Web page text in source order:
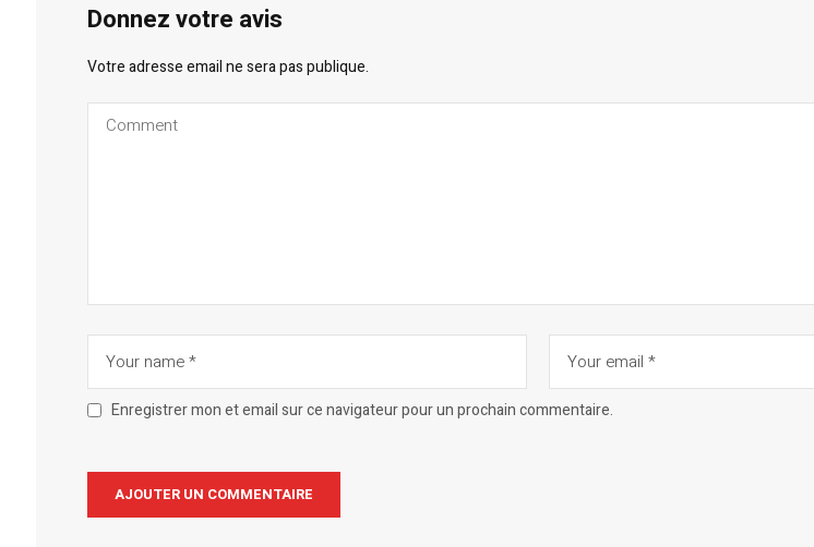
Donnez votre avis
Votre adresse email ne sera pas publique.
Enregistrer mon et email sur ce navigateur pour un prochain commentaire.